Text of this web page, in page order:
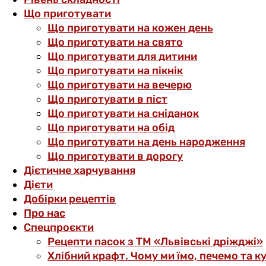
Що приготувати
Що приготувати на кожен день
Що приготувати на свято
Що приготувати для дитини
Що приготувати на пікнік
Що приготувати на вечерю
Що приготувати в піст
Що приготувати на сніданок
Що приготувати на обід
Що приготувати на день народження
Що приготувати в дорогу
Дієтичне харчування
Дієти
Добірки рецептів
Про нас
Спецпроєкти
Рецепти пасок з ТМ «Львівські дріжджі»
Хлібний крафт. Чому ми їмо, печемо та